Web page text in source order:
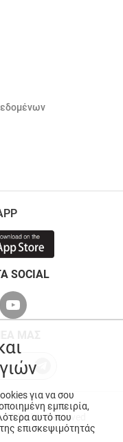
SOCIAL
. All Rights Reserved
για να σου
εμπειρία,
αυτό που
επισκεψιμότητάς